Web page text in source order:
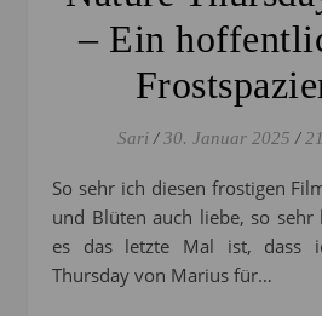
– Ein
Sari / 30. Januar 2025 /
So sehr ich diesen frostigen Film auf Blättern, Ästen
und Blüten auch liebe, so sehr
es das letzte Mal ist, dass
Thursday von Marius für…